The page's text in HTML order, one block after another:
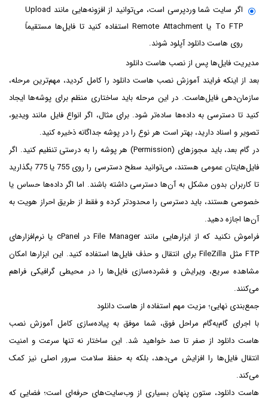
اگر سایت شما وردپرسی است، می‌توانید از افزونه‌هایی مانند Upload
To FTP یا Remote Attachment استفاده کنید تا فایل‌ها مستقیماً
روی هاست دانلود آپلود شوند.
مدیریت فایل‌ها پس از نصب هاست دانلود
بعد از اینکه فرایند آموزش نصب هاست دانلود را کامل کردید، مهم‌ترین مرحله،
سازمان‌دهی فایل‌هاست. در این مرحله باید ساختاری منظم برای پوشه‌ها ایجاد
کنید تا دسترسی به داده‌ها ساده‌تر شود. برای مثال، اگر انواع فایل مانند ویدیو،
تصویر و اسناد دارید، بهتر است هر نوع را در پوشه جداگانه ذخیره کنید.
در گام بعد، باید مجوزهای (Permission) هر پوشه را به درستی تنظیم کنید. اگر
فایل‌هایتان عمومی هستند، می‌توانید سطح دسترسی را روی 755 یا 775 بگذارید
تا کاربران بدون مشکل به آن‌ها دسترسی داشته باشند. اما اگر داده‌ها حساس یا
خصوصی هستند، باید دسترسی را محدودتر کرده و فقط از طریق احراز هویت به
آن‌ها اجازه دهید.
فراموش نکنید که از ابزارهایی مانند File Manager در cPanel یا نرم‌افزارهای
FTP مثل FileZilla برای انتقال و حذف فایل‌ها استفاده کنید. این ابزارها امکان
مشاهده سریع، ویرایش و فشرده‌سازی فایل‌ها را در محیطی گرافیکی فراهم
می‌کنند.
جمع‌بندی نهایی؛ مزیت مهم استفاده از هاست دانلود
با اجرای گام‌به‌گام مراحل فوق، شما موفق به پیاده‌سازی کامل آموزش نصب
هاست دانلود از صفر تا صد خواهید شد. این ساختار نه تنها سرعت و امنیت
انتقال فایل‌ها را افزایش می‌دهد، بلکه به حفظ سلامت سرور اصلی نیز کمک
می‌کند.
هاست دانلود، ستون پنهان بسیاری از وب‌سایت‌های حرفه‌ای است؛ فضایی که